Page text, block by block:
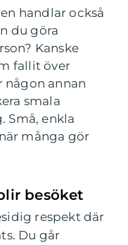
handlar också
du göra
Kanske
fallit över
annan
smala
Små, enkla
många gör
besöket
respekt där
Du går